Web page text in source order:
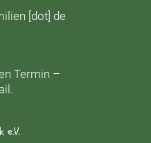
[dot] de
Termin –
e.V.